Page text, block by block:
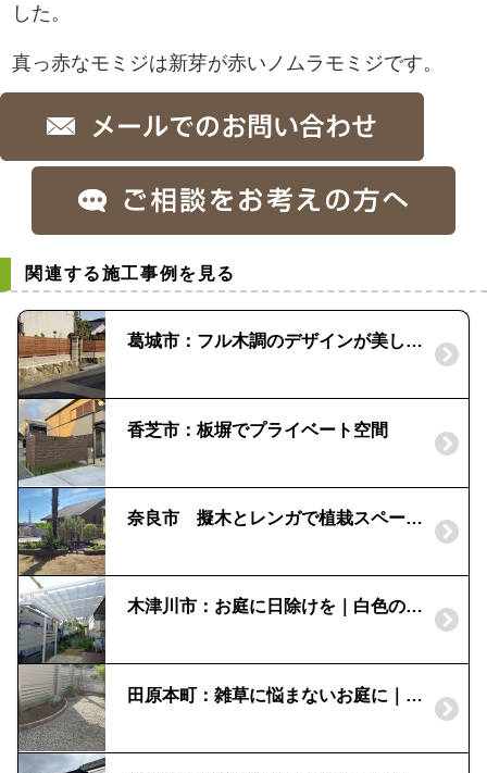
した。
真っ赤なモミジは新芽が赤いノムラモミジです。
関連する施工事例を見る
葛城市：フル木調のデザインが美しいフェンス
香芝市：板塀でプライベート空間
奈良市 擬木とレンガで植栽スペースを｜ヴィンテージウッド
木津川市：お庭に日除けを｜白色のテラス屋根
田原本町：雑草に悩まないお庭に｜レンガの花壇と濡れ縁